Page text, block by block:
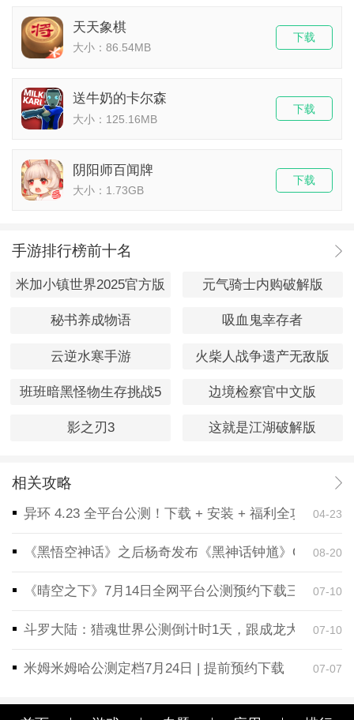
天天象棋
大小：86.54MB
下载
送牛奶的卡尔森
大小：125.16MB
下载
阴阳师百闻牌
大小：1.73GB
下载
手游排行榜前十名
米加小镇世界2025官方版 元气骑士内购破解版
秘书养成物语 吸血鬼幸存者
云逆水寒手游 火柴人战争遗产无敌版
班班暗黑怪物生存挑战5 边境检察官中文版
影之刃3 这就是江湖破解版
相关攻略
异环 4.23 全平台公测！下载 + 安装 + 福利全攻略，一
04-23
《黑悟空神话》之后杨奇发布《黑神话钟馗》CG！预
08-20
《晴空之下》7月14日全网平台公测预约下载三端同步
07-10
斗罗大陆：猎魂世界公测倒计时1天，跟成龙大哥一起
07-10
米姆米姆哈公测定档7月24日 | 提前预约下载 07-07